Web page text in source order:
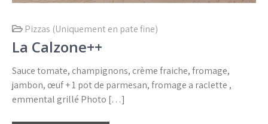
Pizzas (Uniquement en pate fine)
La Calzone++
Sauce tomate, champignons, crème fraiche, fromage,
jambon, œuf + 1 pot de parmesan, fromage a raclette ,
emmental grillé Photo […]